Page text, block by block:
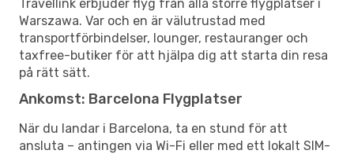
Travellink erbjuder flyg från alla större flygplatser i
Warszawa. Var och en är välutrustad med
transportförbindelser, lounger, restauranger och
taxfree-butiker för att hjälpa dig att starta din resa
på rätt sätt.
Ankomst: Barcelona Flygplatser
När du landar i Barcelona, ta en stund för att
ansluta – antingen via Wi-Fi eller med ett lokalt SIM-